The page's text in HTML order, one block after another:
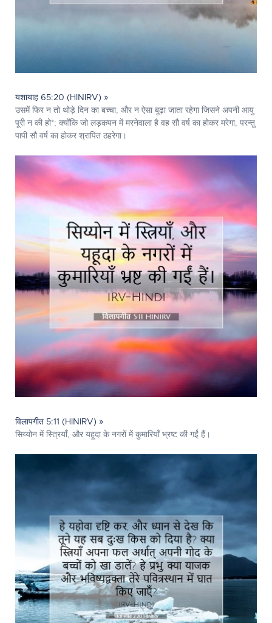
यशायाह 65:20 (HINIRV) »
उसमें फिर न तो थोड़े दिन का बच्चा, और न ऐसा बूढ़ा जाता रहेगा जिसने अपनी आयु
पूरी न की हो*; क्योंकि जो लड़कपन में मरनेवाला है वह सौ वर्ष का होकर मरेगा, परन्तु
पापी सौ वर्ष का होकर श्रापित ठहरेगा।
विलापगीत 5:11 (HINIRV) »
सिय्योन में स्त्रियाँ, और यहूदा के नगरों में कुमारियाँ भ्रष्ट की गईं हैं।